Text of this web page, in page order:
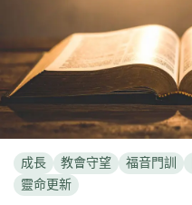
成長 教會守望 福音門訓
靈命更新